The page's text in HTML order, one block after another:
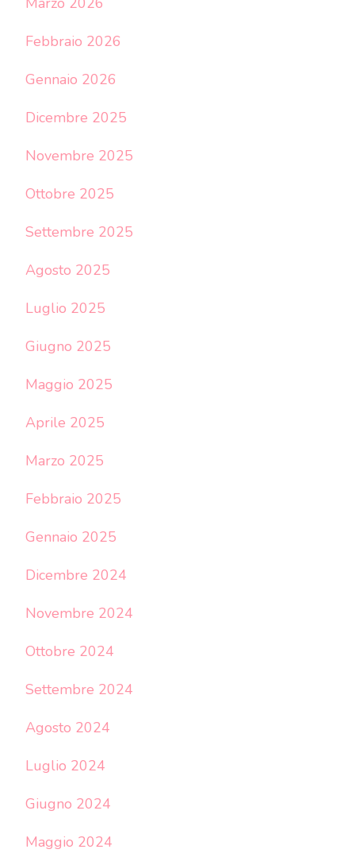
Febbraio 2026
Gennaio 2026
Dicembre 2025
Novembre 2025
Ottobre 2025
Settembre 2025
Agosto 2025
Luglio 2025
Giugno 2025
Maggio 2025
Aprile 2025
Marzo 2025
Febbraio 2025
Gennaio 2025
Dicembre 2024
Novembre 2024
Ottobre 2024
Settembre 2024
Agosto 2024
Luglio 2024
Giugno 2024
Maggio 2024